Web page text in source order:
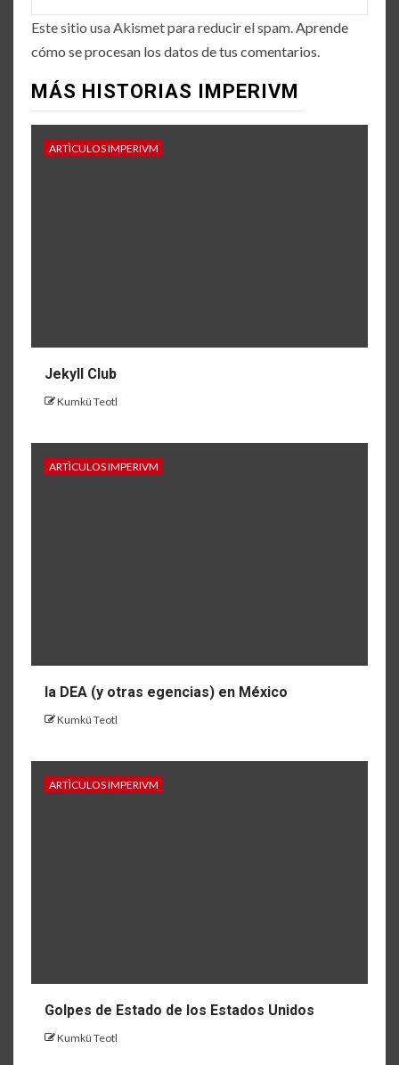
Este sitio usa Akismet para reducir el spam.Aprende
cómo se procesan los datos de tus comentarios.
MÁS HISTORIAS IMPERIVM
ARTÌCULOS IMPERIVM
Jekyll Club
Kumkü Teotl
ARTÌCULOS IMPERIVM
la DEA (y otras egencias) en México
Kumkü Teotl
ARTÌCULOS IMPERIVM
Golpes de Estado de los Estados Unidos
Kumkü Teotl